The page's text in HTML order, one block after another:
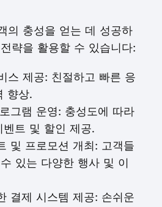
의 충성을 얻는 데 성공하
략을 활용할 수 있습니다:
스 제공: 친절하고 빠른 응
향상.
그램 운영: 충성도에 따라
트 및 할인 제공.
및 프로모션 개최: 고객들
있는 다양한 행사 및 이
결제 시스템 제공: 손쉬운